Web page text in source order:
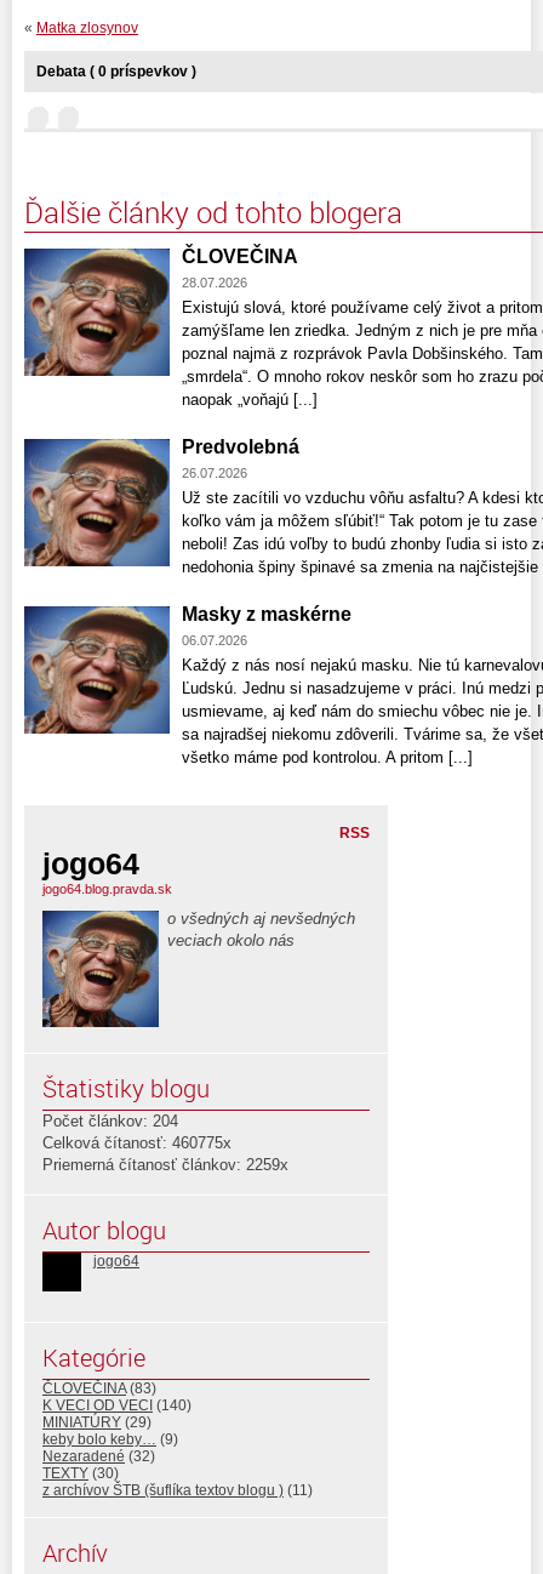
« Matka zlosynov
Debata ( 0 príspevkov )
Ďalšie články od tohto blogera
ČLOVEČINA
28.07.2026
Existujú slová, ktoré používame celý život a
zamýšľame len zriedka. Jedným z nich je pre
poznal najmä z rozprávok Pavla Dobšinského.
„smrdela“. O mnoho rokov neskôr som ho zrazu
naopak „voňajú [...]
Predvolebná
26.07.2026
Už ste zacítili vo vzduchu vôňu asfaltu? A kdesi
koľko vám ja môžem sľúbiť!“ Tak potom je tu
neboli! Zas idú voľby to budú zhonby ľudia si isto
nedohonia špiny špinavé sa zmenia na
Masky z maskérne
06.07.2026
Každý z nás nosí nejakú masku. Nie tú
Ľudskú. Jednu si nasadzujeme v práci. Inú medzi
usmievame, aj keď nám do smiechu vôbec nie je.
sa najradšej niekomu zdôverili. Tvárime sa, že
všetko máme pod kontrolou. A pritom [...]
RSS
jogo64
jogo64.blog.pravda.sk
o všedných aj nevšedných
veciach okolo nás
Štatistiky blogu
Počet článkov: 204
Celková čítanosť: 460775x
Priemerná čítanosť článkov: 2259x
Autor blogu
jogo64
Kategórie
ČLOVEČINA(83)
K VECI OD VECI (140)
MINIATÚRY (29)
keby bolo keby… (9)
Nezaradené (32)
TEXTY (30)
z archívov ŠTB (šuflíka textov blogu ) (11)
Archív